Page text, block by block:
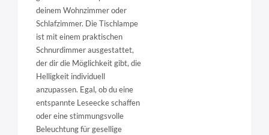
deinem Wohnzimmer oder
Schlafzimmer. Die Tischlampe
ist mit einem praktischen
Schnurdimmer ausgestattet,
der dir die Möglichkeit gibt, die
Helligkeit individuell
anzupassen. Egal, ob du eine
entspannte Leseecke schaffen
oder eine stimmungsvolle
Beleuchtung für gesellige